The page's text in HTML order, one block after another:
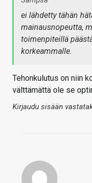
ei lähdetty tähän
mainausnopeutta,
toimenpiteillä
korkeammalle.
Tehonkulutus on niin
välttämättä ole se
Kirjaudu sisään